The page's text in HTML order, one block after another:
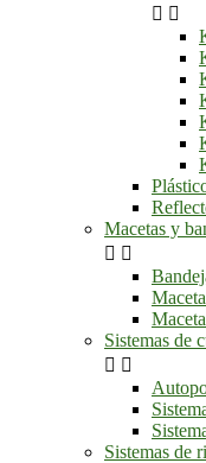
 
Macetas y
 
Sistemas de
 
Sistemas de